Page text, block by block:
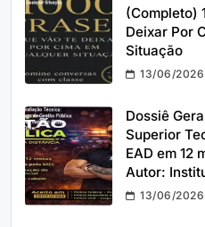
(Completo)
Deixar Por
Situação
13/06/2026
Dossiê
Superior
EAD em 12
Autor:
13/06/2026